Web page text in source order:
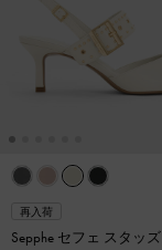
再入荷
Sepphe セフェ スタッ